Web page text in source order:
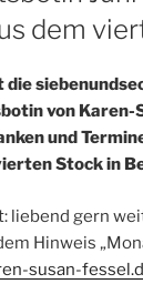
dem
die
von Karen-
und
Stock in
liebend gern
Hinweis
susan-